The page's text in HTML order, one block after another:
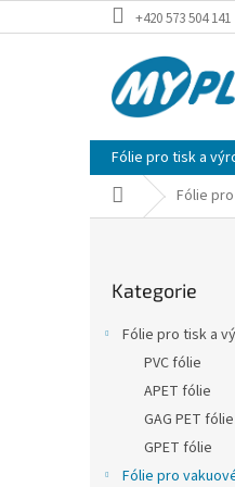
na
+420 573 504 141
Fólie pro tisk a
Domů Fólie
kategorie
Kategorie
Fólie pro tisk a
PVC fólie
APET fólie
GAG PET fólie
GPET fólie
Fólie pro